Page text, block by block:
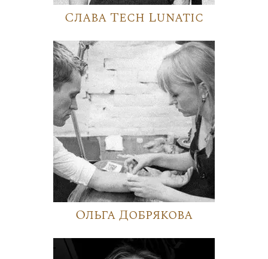
Слава Tech Lunatic
Ольга Добрякова